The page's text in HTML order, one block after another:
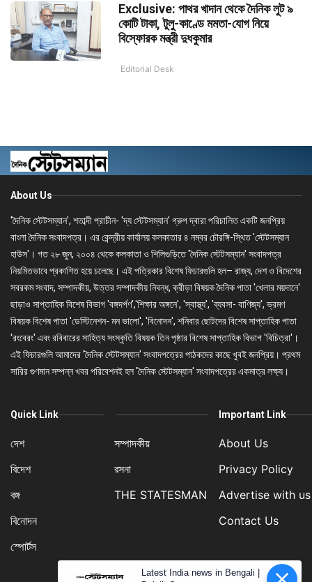
Exclusive: পাথর খাদান থেকে দৈনিক লুট ৯
কোটি টাকা, টুলু-কাণ্ডে মমতা-যোগ নিয়ে
বিস্ফোরক মন্ত্রী দুধকুমার
Editorial Desk
About Us
'দৈনিক স্টেটসম্যান', শতাব্দী প্রাচীন- 'দ্য স্টেটসম্যান' গ্রুপ দ্বারা পরিচালিত একটি জনপ্রিয়
বাংলা দৈনিক সংবাদপত্র। এর কেন্দ্রীয় কার্যালয় কলকাতার ৪ নম্বর চৌরঙ্গি-স্থিত 'স্টেটসম্যান
হাউস'। গত ২৮ জুন, ২০০৪ থেকে কলকাতা ও শিলিগুড়িতে 'দৈনিক স্টেটসম্যান' সংবাদপত্র
নিয়মিতভাবে প্রকাশিত হয়ে চলেছে। এই পত্রিকার বিশেষ ফিচারগুলি হল– রাজ্য, দেশ ও বিদেশের
সবরকম সংবাদ, সম্পাদকীয়, উত্তর সম্পাদকীয় নিবন্ধ, ক্রীড়া বিষয়ক দৈনিক পাতা 'খেলার ময়দানে'
ছাড়াও সাপ্তাহিক বিশেষ বিভাগ 'বঙ্গদর্পণ','শিক্ষার অঙ্গনে', 'স্বাস্থ্য', 'ব্যবসা- বাণিজ্য', ভ্রমণ
বিষয়ক বিশেষ পাতা 'ডেস্টিনেশন- মন ভালো', 'বিনোদন', শনিবার ছোটদের বিশেষ সাপ্তাহিক পাতা
'রংবেরং' এবং রবিবারের সাহিত্য সংস্কৃতি বিষয়ক তিন পৃষ্ঠার বিশেষ সাপ্তাহিক বিভাগ 'বিচিত্রা'।
এই ফিচারগুলি আমাদের 'দৈনিক স্টেটসম্যান' সংবাদপত্রের পাঠকদের কাছে খুবই জনপ্রিয়। প্রথম
সারির গুণমান সম্পন্ন খবর পরিবেশনই হল 'দৈনিক স্টেটসম্যান' সংবাদপত্রের একমাত্র লক্ষ্য।
Quick Link
দেশ
বিদেশ
বঙ্গ
বিনোদন
স্পোর্টস
সম্পাদকীয়
রসনা
THE STATESMAN
Important Link
About Us
Privacy Policy
Advertise with us
Contact Us
Latest India news in Bengali |